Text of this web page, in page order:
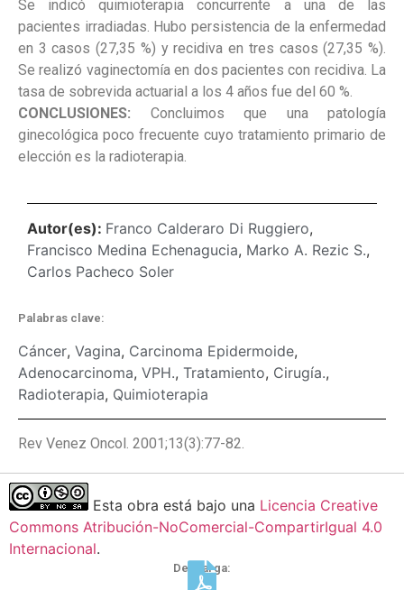
Se indicó quimioterapia concurrente a una de las
pacientes irradiadas. Hubo persistencia de la enfermedad
en 3 casos (27,35 %) y recidiva en tres casos (27,35 %).
Se realizó vaginectomía en dos pacientes con recidiva. La
tasa de sobrevida actuarial a los 4 años fue del 60 %.
CONCLUSIONES: Concluimos que una patología
ginecológica poco frecuente cuyo tratamiento primario de
elección es la radioterapia.
Autor(es): Franco Calderaro Di Ruggiero,
Francisco Medina Echenagucia, Marko A. Rezic S.,
Carlos Pacheco Soler
Palabras clave:
Cáncer, Vagina, Carcinoma Epidermoide,
Adenocarcinoma, VPH., Tratamiento, Cirugía.,
Radioterapia, Quimioterapia
Rev Venez Oncol. 2001;13(3):77-82.
Esta obra está bajo una Licencia Creative
Commons Atribución-NoComercial-CompartirIgual 4.0
Internacional.
Descarga: